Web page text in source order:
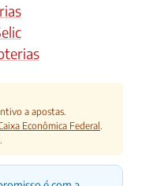
a apostas.
Econômica Federal.